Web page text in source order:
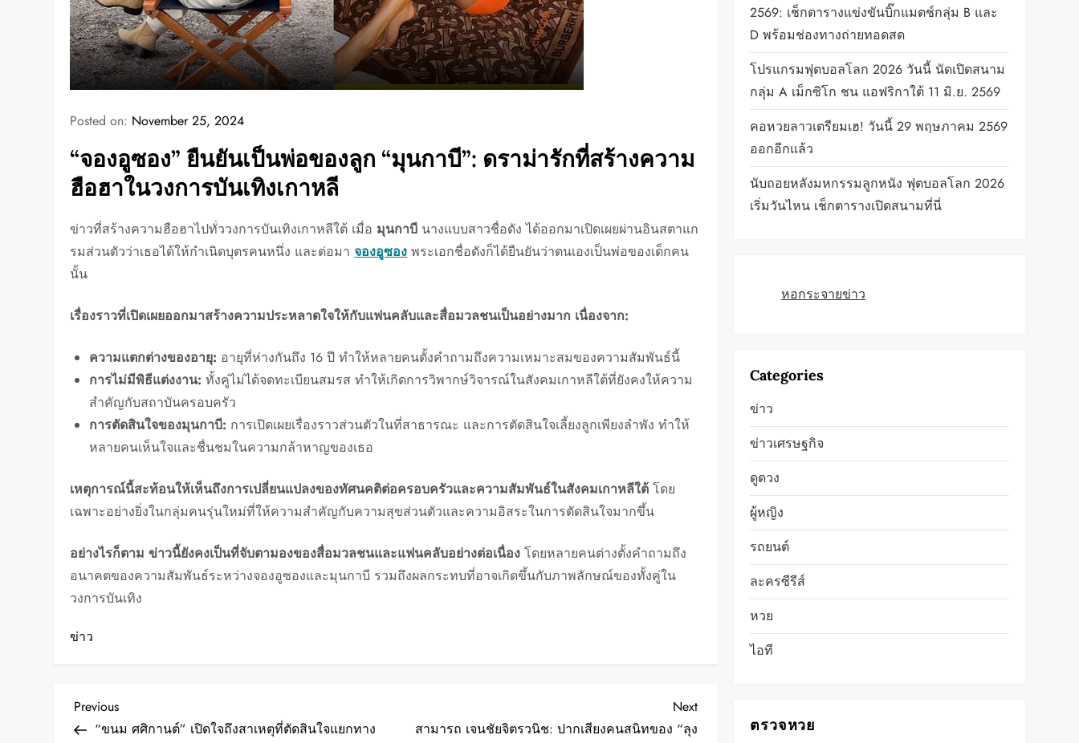
Posted on: November 25, 2024
“จองอูซอง” ยืนยันเป็นพ่อของลูก “มุนกาบี”: ดราม่ารักที่สร้างความ
ฮือฮาในวงการบันเทิงเกาหลี
ข่าวที่สร้างความฮือฮาไปทั่ววงการบันเทิงเกาหลีใต้ เมื่อ มุนกาบี นางแบบสาวชื่อดัง ได้ออกมาเปิดเผยผ่านอินสตาแก
รมส่วนตัวว่าเธอได้ให้กำเนิดบุตรคนหนึ่ง และต่อมาจองอูซอง พระเอกชื่อดังก็ได้ยืนยันว่าตนเองเป็นพ่อของเด็กคน
นั้น
เรื่องราวที่เปิดเผยออกมาสร้างความประหลาดใจให้กับแฟนคลับและสื่อมวลชนเป็นอย่างมาก เนื่องจาก:
ความแตกต่างของอายุ: อายุที่ห่างกันถึง 16 ปี ทำให้หลายคนตั้งคำถามถึงความเหมาะสมของความสัมพันธ์นี้
การไม่มีพิธีแต่งงาน: ทั้งคู่ไม่ได้จดทะเบียนสมรส ทำให้เกิดการวิพากษ์วิจารณ์ในสังคมเกาหลีใต้ที่ยังคงให้ความ
สำคัญกับสถาบันครอบครัว
การตัดสินใจของมุนกาบี: การเปิดเผยเรื่องราวส่วนตัวในที่สาธารณะ และการตัดสินใจเลี้ยงลูกเพียงลำพัง ทำให้
หลายคนเห็นใจและชื่นชมในความกล้าหาญของเธอ
เหตุการณ์นี้สะท้อนให้เห็นถึงการเปลี่ยนแปลงของทัศนคติต่อครอบครัวและความสัมพันธ์ในสังคมเกาหลีใต้ โดย
เฉพาะอย่างยิ่งในกลุ่มคนรุ่นใหม่ที่ให้ความสำคัญกับความสุขส่วนตัวและความอิสระในการตัดสินใจมากขึ้น
อย่างไรก็ตาม ข่าวนี้ยังคงเป็นที่จับตามองของสื่อมวลชนและแฟนคลับอย่างต่อเนื่อง โดยหลายคนต่างตั้งคำถามถึง
อนาคตของความสัมพันธ์ระหว่างจองอูซองและมุนกาบี รวมถึงผลกระทบที่อาจเกิดขึ้นกับภาพลักษณ์ของทั้งคู่ใน
วงการบันเทิง
ข่าว
P
Previous
Post
Previous
“ขนม ศศิกานต์” เปิดใจถึงสาเหตุที่ตัดสินใจแยกทาง
Next
Post
Next
สามารถ เจนชัยจิตรวนิช: ปากเสียงคนสนิทของ “ลุง
2569: เช็กตารางแข่งขันบิ๊กแมตช์กลุ่ม B และ
D พร้อมช่องทางถ่ายทอดสด
โปรแกรมฟุตบอลโลก 2026 วันนี้ นัดเปิดสนาม
กลุ่ม A เม็กซิโก ชน แอฟริกาใต้ 11 มิ.ย. 2569
คอหวยลาวเตรียมเฮ! วันนี้ 29 พฤษภาคม 2569
ออกอีกแล้ว
นับถอยหลังมหกรรมลูกหนัง ฟุตบอลโลก 2026
เริ่มวันไหน เช็กตารางเปิดสนามที่นี่
หอกระจายข่าว
Categories
ข่าว
ข่าวเศรษฐกิจ
ดูดวง
ผู้หญิง
รถยนต์
ละครซีรีส์
หวย
ไอที
ตรวจหวย